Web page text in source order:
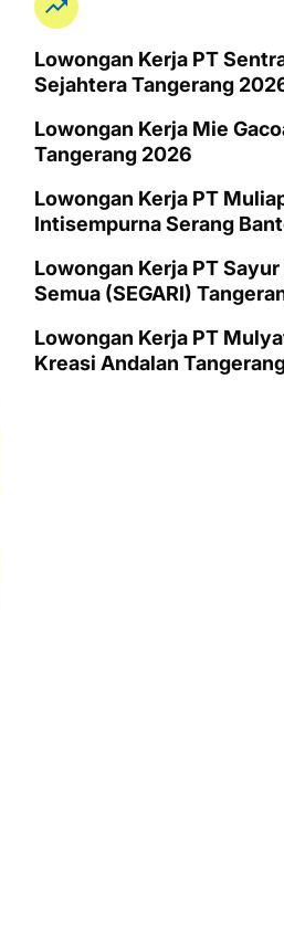
Lowongan Kerja PT
Sejahtera Tangerang
Lowongan Kerja Mie
Tangerang 2026
Lowongan Kerja PT
Intisempurna Serang
Lowongan Kerja PT
Semua (SEGARI)
Lowongan Kerja PT
Kreasi Andalan